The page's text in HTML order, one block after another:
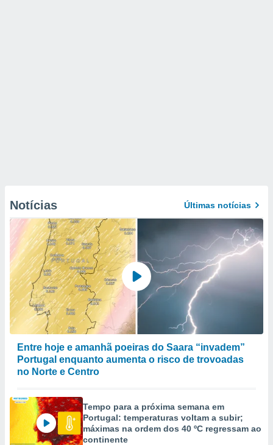
Notícias Últimas notícias
Entre hoje e amanhã poeiras do Saara “invadem”
Portugal enquanto aumenta o risco de trovoadas
no Norte e Centro
Tempo para a próxima semana em
Portugal: temperaturas voltam a subir;
máximas na ordem dos 40 ºC regressam ao
continente